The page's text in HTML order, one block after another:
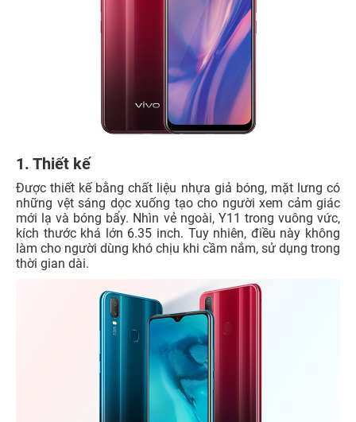
1. Thiết kế
Được thiết kế bằng chất liệu nhựa giả bóng, mặt lưng có
những vệt sáng dọc xuống tạo cho người xem cảm giác
mới lạ và bóng bẩy. Nhìn vẻ ngoài, Y11 trong vuông vức,
kích thước khá lớn 6.35 inch. Tuy nhiên, điều này không
làm cho người dùng khó chịu khi cầm nắm, sử dụng trong
thời gian dài.